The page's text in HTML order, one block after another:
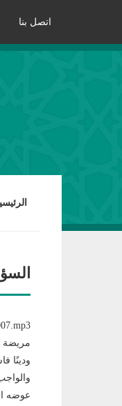
اتصل بنا
مريضة
ودينًا
عوضه